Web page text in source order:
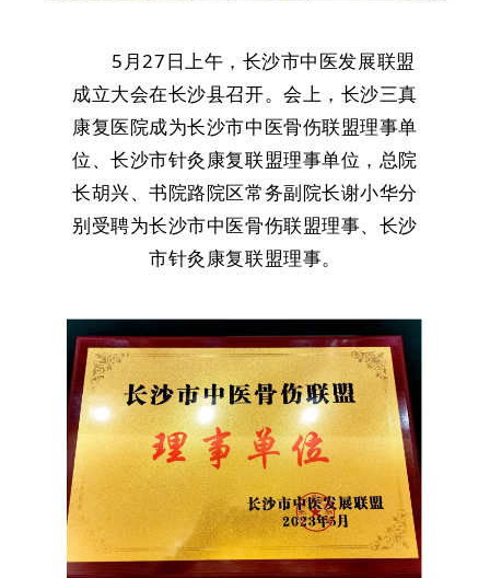
5月27日上午，长沙市中医发展联盟
成立大会在长沙县召开。会上，长沙三真
康复医院成为长沙市中医骨伤联盟理事单
位、长沙市针灸康复联盟理事单位，总院
长胡兴、书院路院区常务副院长谢小华分
别受聘为长沙市中医骨伤联盟理事、长沙
市针灸康复联盟理事。